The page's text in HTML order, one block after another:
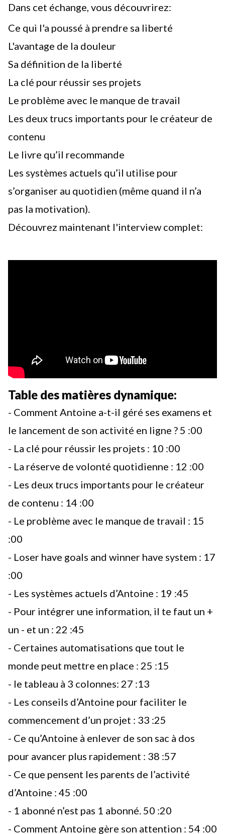
Dans cet échange, vous découvrirez:
Ce qui l'a poussé à prendre sa liberté
L'avantage de la douleur
Sa définition de la liberté
La clé pour réussir ses projets
Le problème avec le manque de travail
Les deux trucs importants pour le créateur de
contenu
Le livre qu’il recommande
Les systèmes actuels qu’il utilise pour
s’organiser au quotidien (même quand il n’a
pas la motivation).
Découvrez maintenant l'interview complet:
Table des matières dynamique:
- Comment Antoine a-t-il géré ses examens et
le lancement de son activité en ligne ? 5 :00
- La clé pour réussir les projets : 10 :00
- La réserve de volonté quotidienne : 12 :00
- Les deux trucs importants pour le créateur
de contenu : 14 :00
- Le problème avec le manque de travail : 15
:00
- Loser have goals and winner have system : 17
:00
- Les systèmes actuels d’Antoine : 19 :45
- Pour intégrer une information, il te faut un +
un - et un : 22 :45
- Certaines automatisations que tout le
monde peut mettre en place : 25 :15
- le tableau à 3 colonnes: 27 :13
- Les conseils d’Antoine pour faciliter le
commencement d’un projet : 33 :25
- Ce qu’Antoine à enlever de son sac à dos
pour avancer plus rapidement : 38 :57
- Ce que pensent les parents de l’activité
d’Antoine : 45 :00
- 1 abonné n’est pas 1 abonné. 50 :20
- Comment Antoine gère son attention : 54 :00